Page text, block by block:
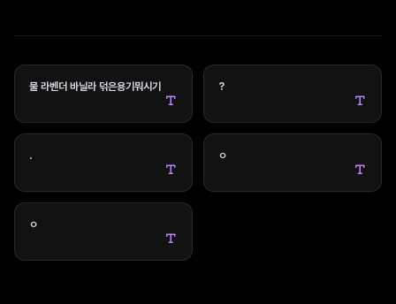
물 라벤더 바닐라 덖은용기뭐시기 ?
. ㅇ
ㅇ